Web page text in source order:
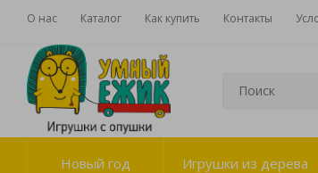
О нас Каталог Как купить Контакты
Новый год Игрушки из дерева